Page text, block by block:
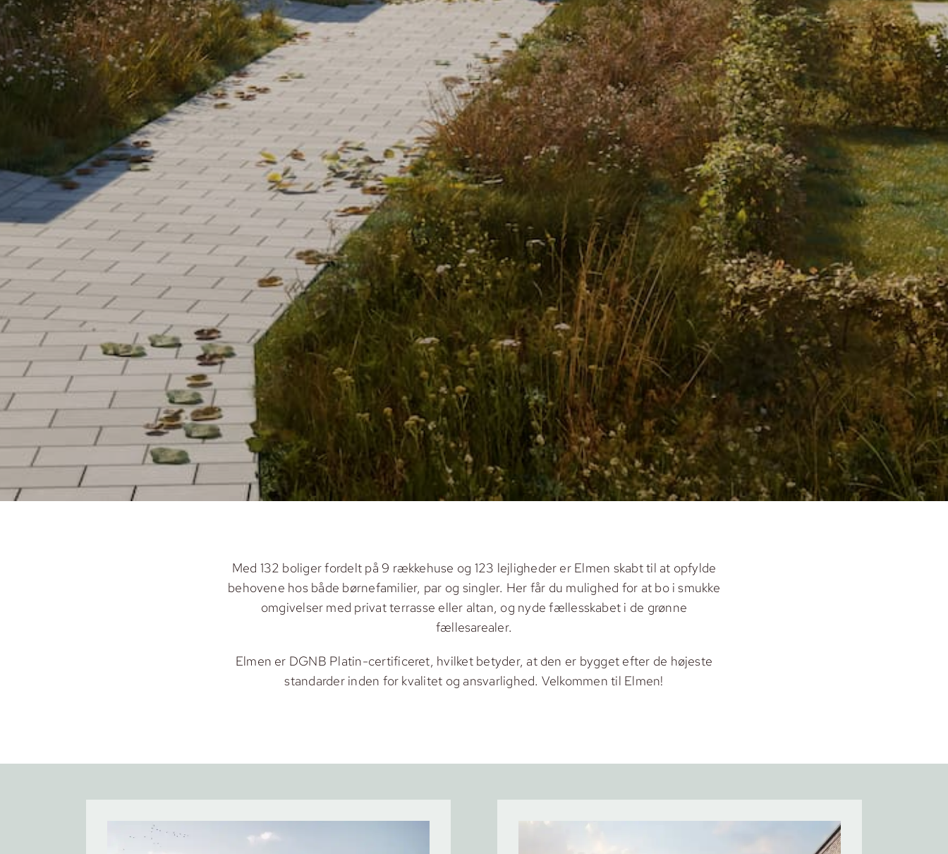
Med 132 boliger fordelt på 9 rækkehuse og 123 lejligheder er Elmen skabt til at opfylde
behovene hos både børnefamilier, par og singler. Her får du mulighed for at bo i smukke
omgivelser med privat terrasse eller altan, og nyde fællesskabet i de grønne
fællesarealer.
Elmen er DGNB Platin-certificeret, hvilket betyder, at den er bygget efter de højeste
standarder inden for kvalitet og ansvarlighed. Velkommen til Elmen!